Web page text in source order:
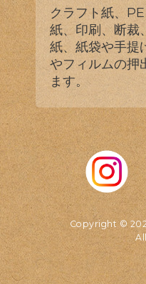
クラフト紙、
紙、印刷、断裁
紙、紙袋や手提
やフィルムの押
ます。
Copyright ©